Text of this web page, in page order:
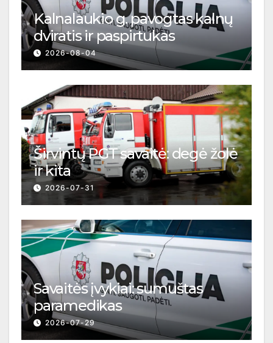
Kalnalaukio g. pavogtas kalnų
dviratis ir paspirtukas
2026-08-04
Širvintų PGT savaitė: degė žolė
ir kita
2026-07-31
Savaitės įvykiai: sumuštas
paramedikas
2026-07-29